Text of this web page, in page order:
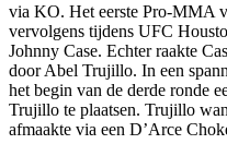
via KO. Het eerste Pro-MMA
vervolgens tijdens UFC
Johnny Case. Echter raakte
door Abel Trujillo. In een
het begin van de derde ronde
Trujillo te plaatsen. Trujillo
afmaakte via een D’Arce